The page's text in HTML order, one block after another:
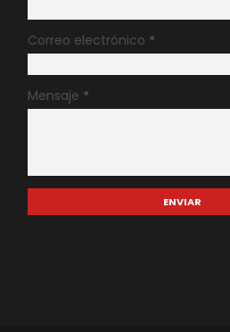
Correo electrónico *
Mensaje *